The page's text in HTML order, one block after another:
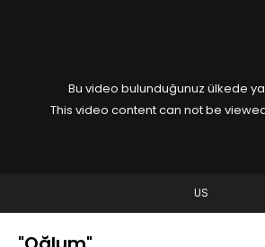
Bu video bulunduğunuz ülkede
This video content can not be
US